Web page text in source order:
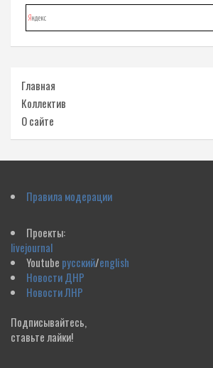
Главная
Коллектив
О сайте
Правила модерации
Проекты:
livejournal
Youtube русский/english
Новости ДНР
Новости ЛНР
Подписывайтесь,
ставьте лайки!